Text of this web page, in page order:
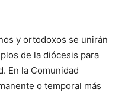
y ortodoxos se unirán
de la diócesis para
En la Comunidad
o temporal más